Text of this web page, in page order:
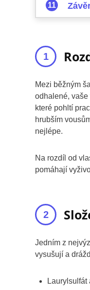
Mezi běžným
odhalené,
které pohltí
hrubším
nejlépe.
Na rozdíl od
pomáhají
Jedním z
vysušují a
Laurylsulfát